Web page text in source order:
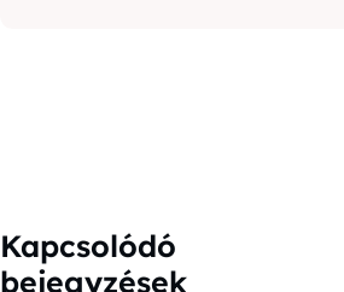
Kapcsolódó
bejegyzések